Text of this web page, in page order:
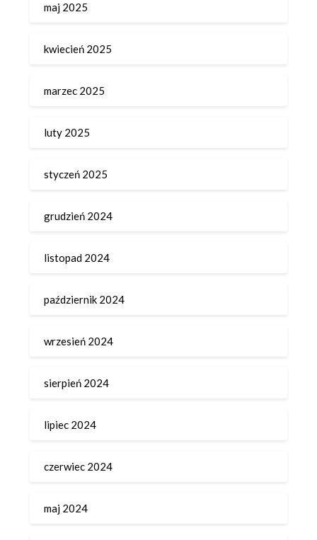
maj 2025
kwiecień 2025
marzec 2025
luty 2025
styczeń 2025
grudzień 2024
listopad 2024
październik 2024
wrzesień 2024
sierpień 2024
lipiec 2024
czerwiec 2024
maj 2024